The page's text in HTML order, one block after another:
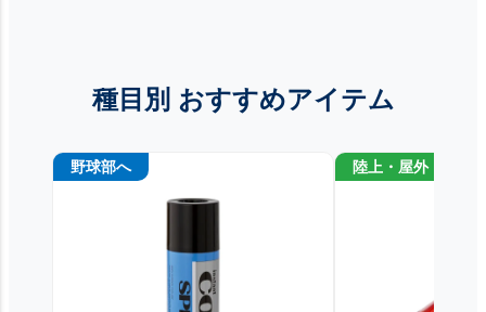
種目別 おすすめアイテム
野球部へ 陸上・屋外